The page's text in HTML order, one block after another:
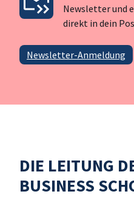
Newsletter und
direkt in dein
Newsletter-Anmeldung
DIE LEITUNG
BUSINESS